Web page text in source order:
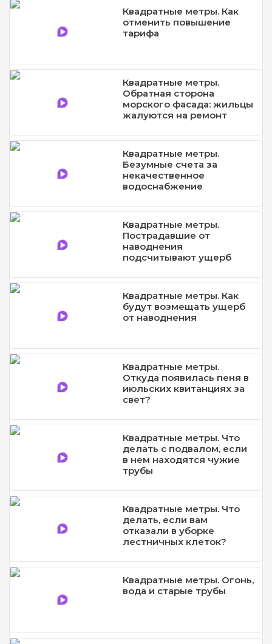
Квадратные метры. Как
отменить повышение
тарифа
Квадратные метры.
Обратная сторона
морского фасада: жильцы
жалуются на ремонт
Квадратные метры.
Безумные счета за
некачественное
водоснабжение
Квадратные метры.
Пострадавшие от
наводнения
подсчитывают ущерб
Квадратные метры. Как
будут возмещать ущерб
от наводнения
Квадратные метры.
Откуда появилась пеня в
июльских квитанциях за
свет?
Квадратные метры. Что
делать с подвалом, если
в нем находятся чужие
трубы
Квадратные метры. Что
делать, если вам
отказали в уборке
лестничных клеток?
Квадратные метры. Огонь,
вода и старые трубы